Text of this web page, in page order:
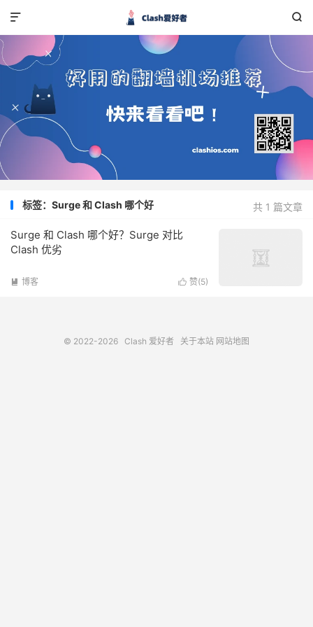


共 1 篇文章
标签：Surge 和 Clash 哪个好
Surge 和 Clash 哪个好？Surge 对比
Clash 优劣
 赞(5)
 博客
© 2022-2026 Clash 爱好者 关于本站 网站地图